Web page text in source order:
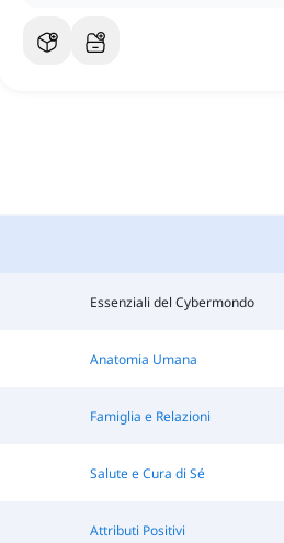
Essenziali del Cybermondo
Anatomia Umana
Famiglia e Relazioni
Salute e Cura di Sé
Attributi Positivi